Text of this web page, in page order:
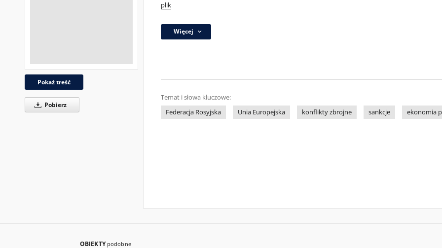
Pokaż treść
Pobierz
plik
Więcej
Temat i słowa kluczowe:
Federacja Rosyjska
Unia Europejska konflikty zbrojne sankcje ekonomia
OBIEKTY podobne